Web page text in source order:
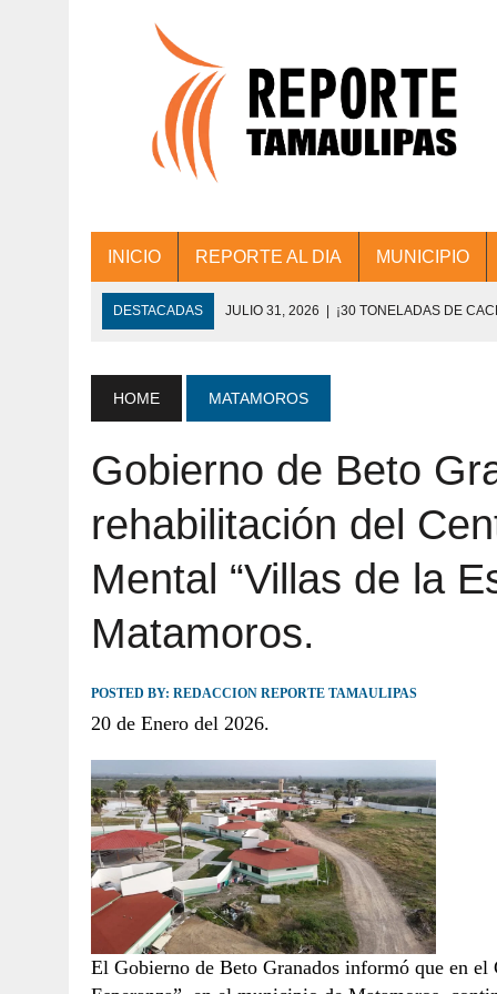
INICIO REPORTE AL DIA MUNICIPIO
DESTACADAS JULIO 31, 2026 | ¡30 TONELADAS DE
JULIO 30, 2026 | 💧🚰 ¡AGUA PARA LA COMUNIDAD!
JULIO 30, 2026 ¡TRABAJO EN EQUIPO Y RESULTADOS!
JULIO 30, 2026 TAMAULIPAS TE INVITA A DESCUBRIR EL
HOME MATAMOROS
Gobierno de Beto
rehabilitación del
Mental “Villas de la
Matamoros.
POSTED BY: REDACCION REPORTE TAMAULIPAS
20 de Enero del 2026.
El Gobierno de Beto Granados informó que en